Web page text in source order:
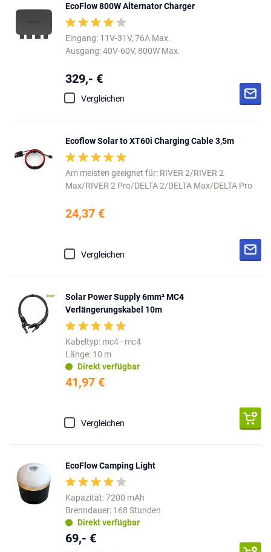
EcoFlow 800W Alternator Charger
Eingang: 11V-31V, 76A Max.
Ausgang: 40V-60V, 800W Max.
329,- €
Vergleichen
Ecoflow Solar to XT60i Charging Cable 3,5m
Am meisten geeignet für: RIVER 2/RIVER 2
Max/RIVER 2 Pro/DELTA 2/DELTA Max/DELTA Pro
24,37 €
Vergleichen
Solar Power Supply 6mm² MC4
Verlängerungskabel 10m
Kabeltyp: mc4 - mc4
Länge: 10 m
Direkt verfügbar
41,97 €
Vergleichen
EcoFlow Camping Light
Kapazität: 7200 mAh
Brenndauer: 168 Stunden
Direkt verfügbar
69,- €